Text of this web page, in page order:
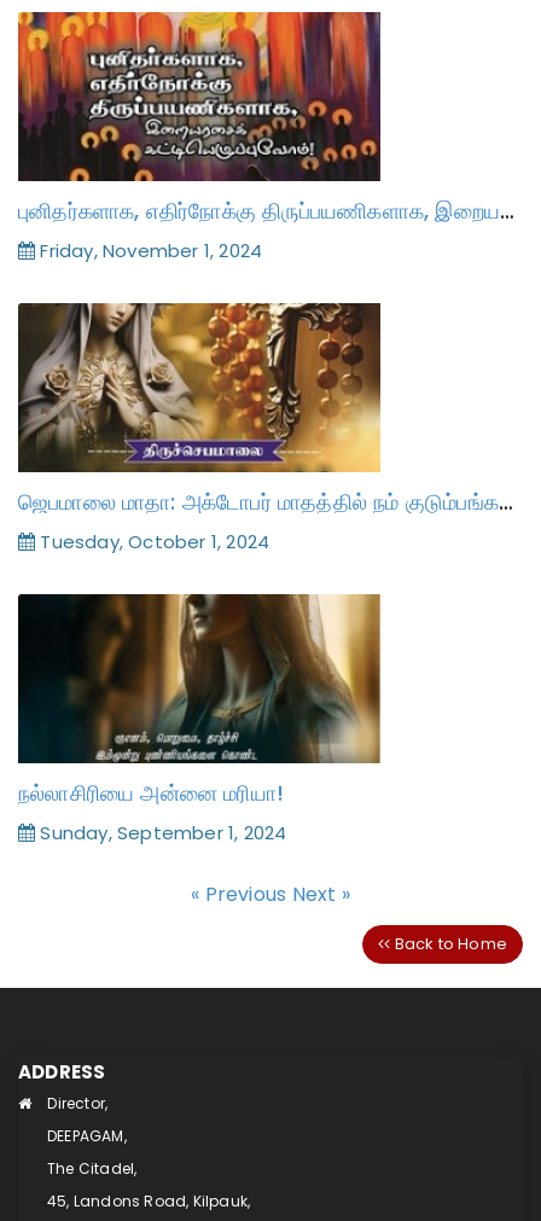
புனிதர்களாக, எதிர்நோக்கு திருப்பயணிகளாக, இறையரசைக் கட்டியெழுப்புவோம்!
Friday, November 1, 2024
ஜெபமாலை மாதா: அக்டோபர் மாதத்தில் நம் குடும்பங்களுக்கான ஒரு ஒளி விளக்கு
Tuesday, October 1, 2024
நல்லாசிரியை அன்னை மரியா!
Sunday, September 1, 2024
« Previous Next »
Back to Home
ADDRESS
Director,
DEEPAGAM,
The Citadel,
45, Landons Road, Kilpauk,